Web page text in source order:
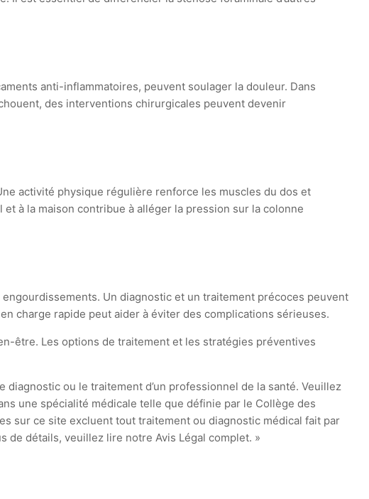
anti-inflammatoires, peuvent soulager la douleur. Dans
des interventions chirurgicales peuvent devenir
activité physique régulière renforce les muscles du dos et
à la maison contribue à alléger la pression sur la colonne
Un diagnostic et un traitement précoces peuvent
charge rapide peut aider à éviter des complications sérieuses.
être. Les options de traitement et les stratégies préventives
ou le traitement d’un professionnel de la santé. Veuillez
une spécialité médicale telle que définie par le Collège des
sur ce site excluent tout traitement ou diagnostic médical fait par
détails, veuillez lire notre Avis Légal complet. »